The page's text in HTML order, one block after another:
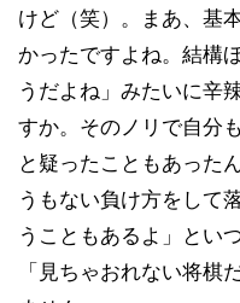
けど（笑）。まあ、基
かったですよね。結構
うだよね」みたいに辛
すか。そのノリで自分
と疑ったこともあった
うもない負け方をして
うこともあるよ」とい
「見ちゃおれない将棋